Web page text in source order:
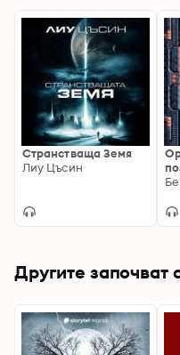
Странстваща Земя
Лиу Цъсин
Другите започват